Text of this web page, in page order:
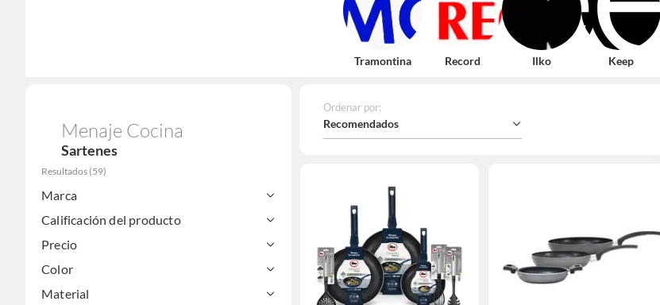
Tramontina Record Ilko Keep
Menaje Cocina
Sartenes
Resultados (59)
Marca
Calificación del producto
Precio
Color
Material
Ordenar por:
Recomendados